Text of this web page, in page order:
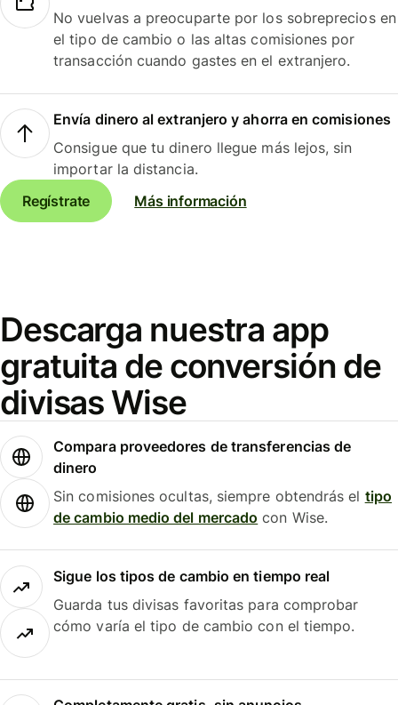
No vuelvas a preocuparte por los sobreprecios en
el tipo de cambio o las altas comisiones por
transacción cuando gastes en el extranjero.
Envía dinero al extranjero y ahorra en comisiones
Consigue que tu dinero llegue más lejos, sin
importar la distancia.
Regístrate
Más información
Descarga nuestra app
gratuita de conversión de
divisas Wise
Compara proveedores de transferencias de
dinero
Sin comisiones ocultas, siempre obtendrás el tipo
de cambio medio del mercado con Wise.
Sigue los tipos de cambio en tiempo real
Guarda tus divisas favoritas para comprobar
cómo varía el tipo de cambio con el tiempo.